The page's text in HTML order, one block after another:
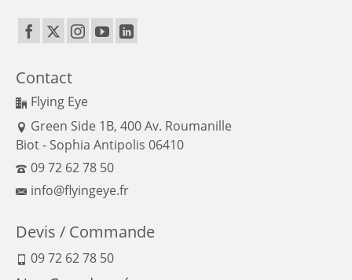
Contact
Flying Eye
Green Side 1B, 400 Av. Roumanille
Biot - Sophia Antipolis 06410
09 72 62 78 50
info@flyingeye.fr
Devis / Commande
09 72 62 78 50